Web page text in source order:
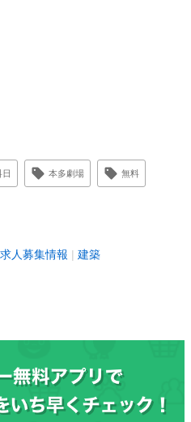
日 本多劇場 無料
人募集情報 建築